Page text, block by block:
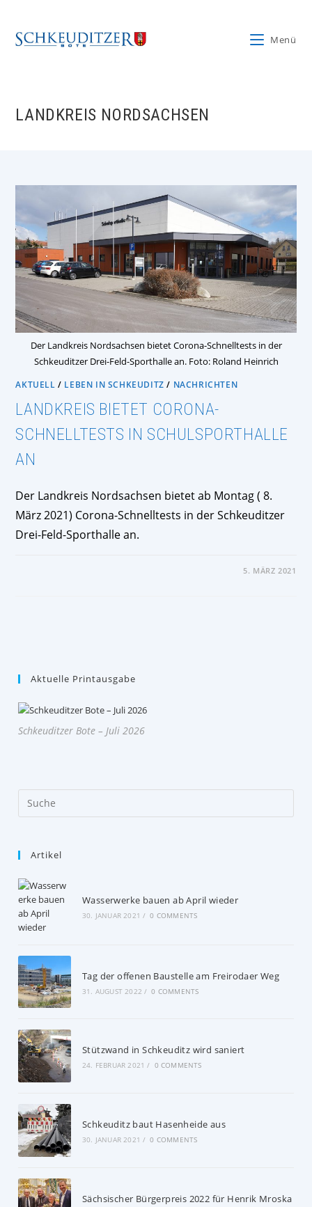
springen
Menü
LANDKREIS NORDSACHSEN
Der Landkreis Nordsachsen bietet Corona-Schnelltests in der
Schkeuditzer Drei-Feld-Sporthalle an. Foto: Roland Heinrich
AKTUELL / LEBEN IN SCHKEUDITZ / NACHRICHTEN
LANDKREIS BIETET CORONA-
SCHNELLTESTS IN SCHULSPORTHALLE
AN
Der Landkreis Nordsachsen bietet ab Montag ( 8.
März 2021) Corona-Schnelltests in der Schkeuditzer
Drei-Feld-Sporthalle an.
5. MÄRZ 2021
Aktuelle Printausgabe
Schkeuditzer Bote – Juli 2026
Artikel
Wasserwerke bauen ab April wieder
30. JANUAR 2021 / 0 COMMENTS
Tag der offenen Baustelle am Freirodaer Weg
31. AUGUST 2022 / 0 COMMENTS
Stützwand in Schkeuditz wird saniert
24. FEBRUAR 2021 / 0 COMMENTS
Schkeuditz baut Hasenheide aus
30. JANUAR 2021 / 0 COMMENTS
Sächsischer Bürgerpreis 2022 für Henrik Mroska